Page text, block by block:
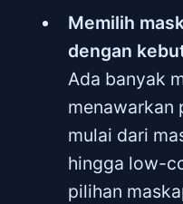
Memilih
dengan
Ada banyak
menawarkan
mulai dari
hingga low-
pilihan